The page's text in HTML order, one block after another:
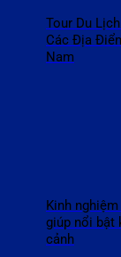
Tour Du
Các Địa
Nam
Kinh
giúp nổi bật
cảnh